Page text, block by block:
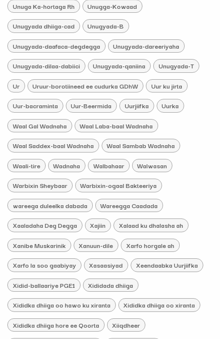
Unuga Ka-hortaga Rh Unugga-Kowaad
Unugyada dhiiga-cad Unugyada-B
Unugyada-daafaca-degdegga Unugyada-dareeriyaha
Unugyada-dilaa-dabiici Unugyada-qaniina Unugyada-T
Ur Uruur-borotiineed ee cudurka GDhW Uur ku jirta
Uur-bacraminta Uur-Beermida Uurjiifka Uurka
Waal Gal Wadnaha Waal Laba-baal Wadnaha
Waal Saddex-baal Wadnaha Waal Sambab Wadnaha
Waali-tire Wadnaha Walbahaar Walwasan
Warbixin Sheybaar Warbixin-ogaal Bakteeriya
wareega duleelka dabada Wareegga Caadada
Xaaladaha Deg Degga Xajiin Xalaad ku dhalasha ah
Xanibe Muskarinik Xanuun-dile Xarfo horgale ah
Xarfo la soo gaabiyay Xasaasiyad Xeendaabka Uurjiifka
Xidid-ballaariye PGE1 Xididada dhiiga
Xididka dhiiga oo hawo ku xiranta Xididka dhiiga oo xiranta
Xididka dhiiga hore ee Qoorta Xiiqdheer